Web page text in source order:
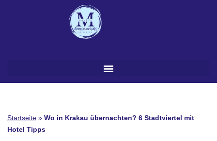
Startseite » Wo in Krakau übernachten? 6 Stadtviertel mit
Hotel Tipps